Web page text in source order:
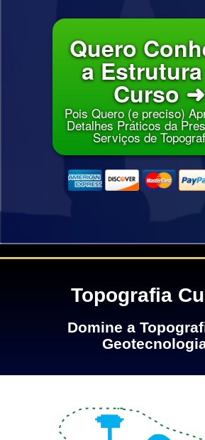
Quero
a
Curso ➜
Pois Quero (e preciso)
Detalhes Práticos da
Serviços de
Topografia
Domine a